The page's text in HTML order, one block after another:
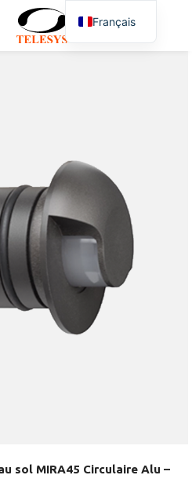
sol MIRA45 Circulaire Alu –
Français